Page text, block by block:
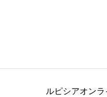
ルピシアオン